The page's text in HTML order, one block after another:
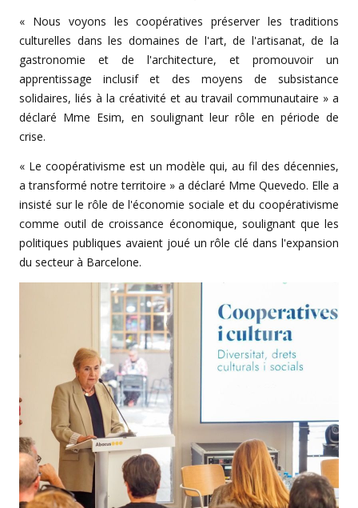
« Nous voyons les coopératives préserver les traditions
culturelles dans les domaines de l'art, de l'artisanat, de la
gastronomie et de l'architecture, et promouvoir un
apprentissage inclusif et des moyens de subsistance
solidaires, liés à la créativité et au travail communautaire » a
déclaré Mme Esim, en soulignant leur rôle en période de
crise.
« Le coopérativisme est un modèle qui, au fil des décennies,
a transformé notre territoire » a déclaré Mme Quevedo. Elle a
insisté sur le rôle de l'économie sociale et du coopérativisme
comme outil de croissance économique, soulignant que les
politiques publiques avaient joué un rôle clé dans l'expansion
du secteur à Barcelone.